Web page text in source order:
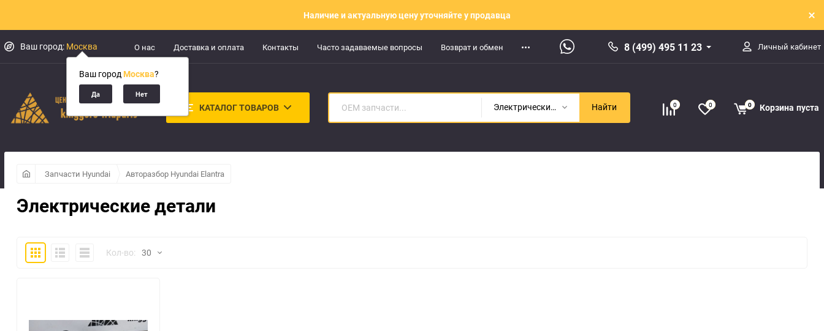
Наличие и актуальную цену уточняйте у продавца
Ваш город: Москва
Ваш город Москва?
О нас Доставка и оплата Контакты Часто задаваемые вопросы Возврат и обмен 8 (499) 495 11 23 Личный кабинет
КАТАЛОГ ТОВАРОВ Электрические детали Найти 0 0 0 Корзина пуста
Запчасти Hyundai Авторазбор Hyundai Elantra
Электрические детали
ПлиткаПодробноКомпактноКол-во: 30